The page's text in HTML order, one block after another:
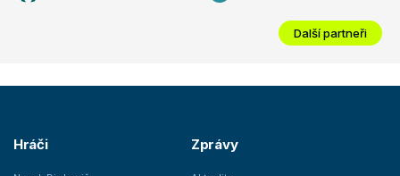
Další partneři
Hráči Zprávy